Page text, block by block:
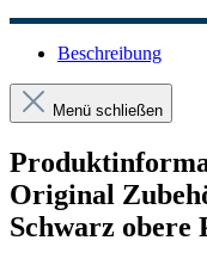
Beschreibung
Menü schließen
Original
Schwarz